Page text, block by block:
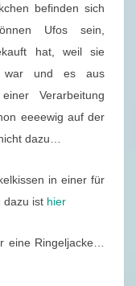
befinden sich
Ufos sein,
hat, weil sie
war und es aus
Verarbeitung
eeeewig auf der
dazu…
in einer für
dazu ist hier
eine Ringeljacke…